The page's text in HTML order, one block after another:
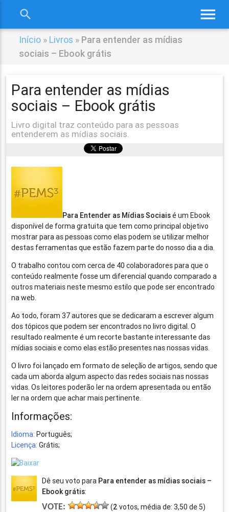
menu
search
Início » Livros » Para entender as mídias
sociais – Ebook grátis
Para entender as mídias
sociais – Ebook grátis
Livro digital traz conteúdo para as pessoas
entenderem as mídias sociais.
Para Entender as Mídias Sociaisé um Ebook
disponível de forma gratuita que tem como principal objetivo
mostrar para as pessoas como elas podem se utilizar melhor
destas ferramentas que estão fazem parte do nosso dia a dia.
O trabalho contou com cerca de 40 colaboradores para que o
conteúdo realmente fosse um diferencial quando comparado a
outros materiais neste mesmo estilo que pode ser encontrado
na web.
Ao todo, foram 37 autores que se dedicaram a escrever algum
dos tópicos que podem ser encontrados no livro digital. O
resultado realmente é um recorte bastante interessante das
mídias sociais e como elas estão presentes nas nossas vidas.
O livro foi lançado em formato de seleção de artigos, sendo que
cada um aborda algum aspecto das redes sociais nas nossas
vidas. Os leitores poderão ler na ordem apresentada ou então
ler na ordem que achar mais pertinente.
Informações:
Idioma: Português;
Licença: Grátis;
Dê seu voto para Para entender as mídias sociais –
Ebook grátis:
VOTE: (2 votos, média de:3,50 de 5)